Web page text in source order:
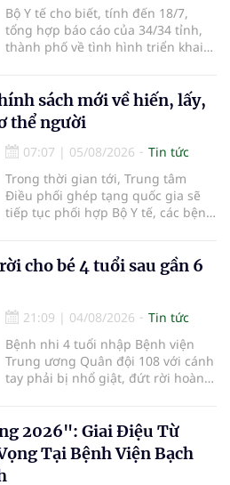
Bộ Y tế cho biết, tính đến 18/7,
tổng hợp báo cáo của 34/34 tỉnh,
thành phố về tình hình triển khai
nhận 32.286.360 người, chiếm gần
30% dân số cả nước đã được khám
sức khỏe định kỳ năm nay.
sách mới về hiến, lấy,
thể người
07:07 | 05/08/2026
Tin tức
Trong thời gian tới, Trung tâm
Điều phối ghép tạng quốc gia sẽ
tiếp tục phối hợp Bộ Y tế, các bệnh
cường truyền thông, hoàn thiện
quy trình chuyên môn và hệ thống
hiến và ghép mô tạng.
cho bé 4 tuổi sau gần 6
21:09 | 04/08/2026
Tin tức
Bệnh nhi 4 tuổi nhập Bệnh viện
Trung ương Quân đội 108 với cánh
tay phải bị nhổ giật, đứt rời hoàn
thương nặng và thời gian thiếu
máu kéo dài, các bác sĩ đã tái lập
tuần hoàn thành công sau ca vi
phẫu kéo dài 3 giờ.
2026": Giai Điệu Từ
Tại Bệnh Viện Bạch